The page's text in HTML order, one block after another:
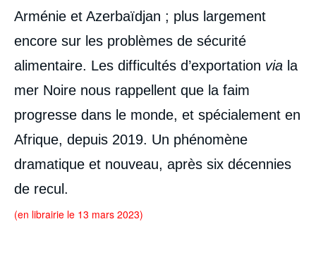
Arménie et Azerbaïdjan ; plus largement
encore sur les problèmes de sécurité
alimentaire. Les difficultés d’exportation via la
mer Noire nous rappellent que la faim
progresse dans le monde, et spécialement en
Afrique, depuis 2019. Un phénomène
dramatique et nouveau, après six décennies
de recul.
(en librairie le 13 mars 2023)